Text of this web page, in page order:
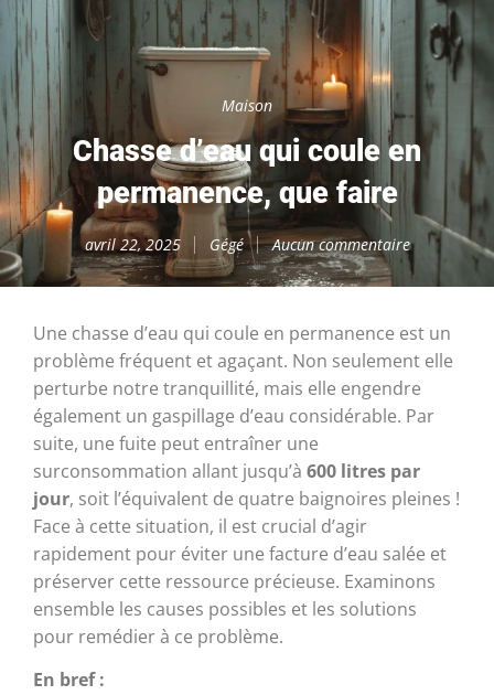
Maison
Chasse d’eau qui coule en
permanence, que faire
avril 22, 2025 Gégé Aucun commentaire
Une chasse d’eau qui coule en permanence est un
problème fréquent et agaçant. Non seulement elle
perturbe notre tranquillité, mais elle engendre
également un gaspillage d’eau considérable. Par
suite, une fuite peut entraîner une
surconsommation allant jusqu’à 600 litres par
jour, soit l’équivalent de quatre baignoires pleines !
Face à cette situation, il est crucial d’agir
rapidement pour éviter une facture d’eau salée et
préserver cette ressource précieuse. Examinons
ensemble les causes possibles et les solutions
pour remédier à ce problème.
En bref :